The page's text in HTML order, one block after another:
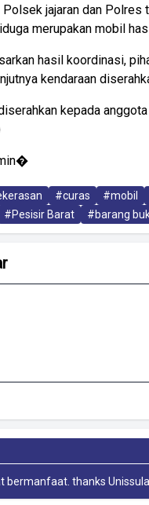
jajaran dan Polres
merupakan mobil
hasil koordinasi,
kendaraan
kepada
#curas #mobil
#Pesisir Barat #barang
bermanfaat. thanks